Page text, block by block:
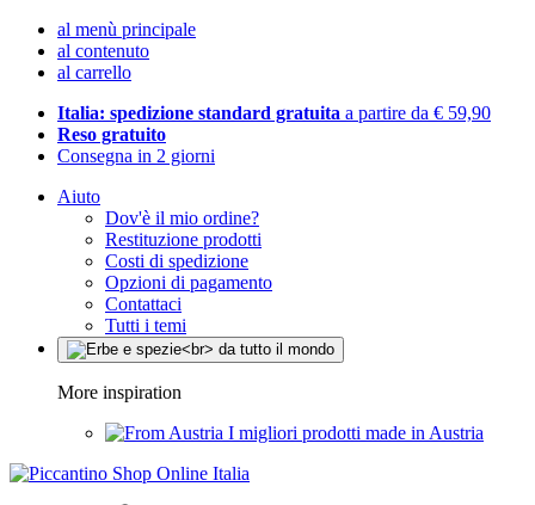
al menù principale
al contenuto
al carrello
Italia: spedizione standard gratuita a partire da € 59,90
Reso gratuito
Consegna in 2 giorni
Aiuto
Dov'è il mio ordine?
Restituzione prodotti
Costi di spedizione
Opzioni di pagamento
Contattaci
Tutti i temi
More inspiration
I migliori prodotti made in Austria